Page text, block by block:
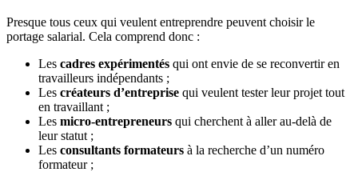
Presque tous ceux qui veulent entreprendre peuvent choisir le
portage salarial. Cela comprend donc :
Les cadres expérimentés qui ont envie de se reconvertir en
travailleurs indépendants ;
Les créateurs d’entreprise qui veulent tester leur projet tout
en travaillant ;
Les micro-entrepreneurs qui cherchent à aller au-delà de
leur statut ;
Les consultants formateurs à la recherche d’un numéro
formateur ;